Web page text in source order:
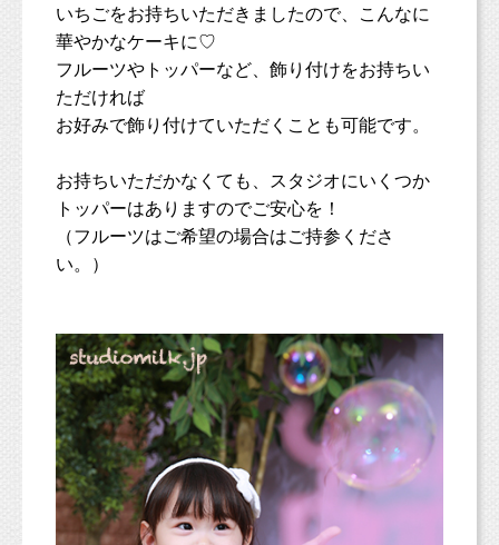
いちごをお持ちいただきましたので、こんなに
華やかなケーキに♡
フルーツやトッパーなど、飾り付けをお持ちい
ただければ
お好みで飾り付けていただくことも可能です。
お持ちいただかなくても、スタジオにいくつか
トッパーはありますのでご安心を！
（フルーツはご希望の場合はご持参くださ
い。）